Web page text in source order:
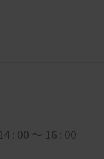
: 00 ～ 16 : 00